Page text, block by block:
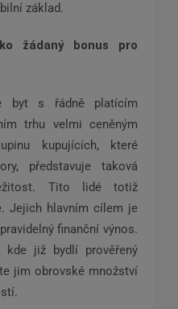
základ.
žádaný bonus pro
byt s řádně platícím
trhu velmi ceněným
kupujících, které
představuje taková
Tito lidé totiž
Jejich hlavním cílem je
finanční výnos.
kde již bydlí prověřený
jim obrovské množství